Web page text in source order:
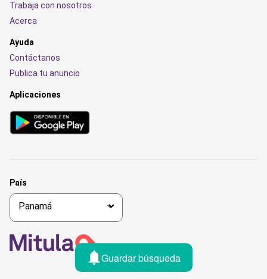
Guardar búsqueda
Trabaja con nosotros
Acerca
Ayuda
Contáctanos
Publica tu anuncio
Aplicaciones
País